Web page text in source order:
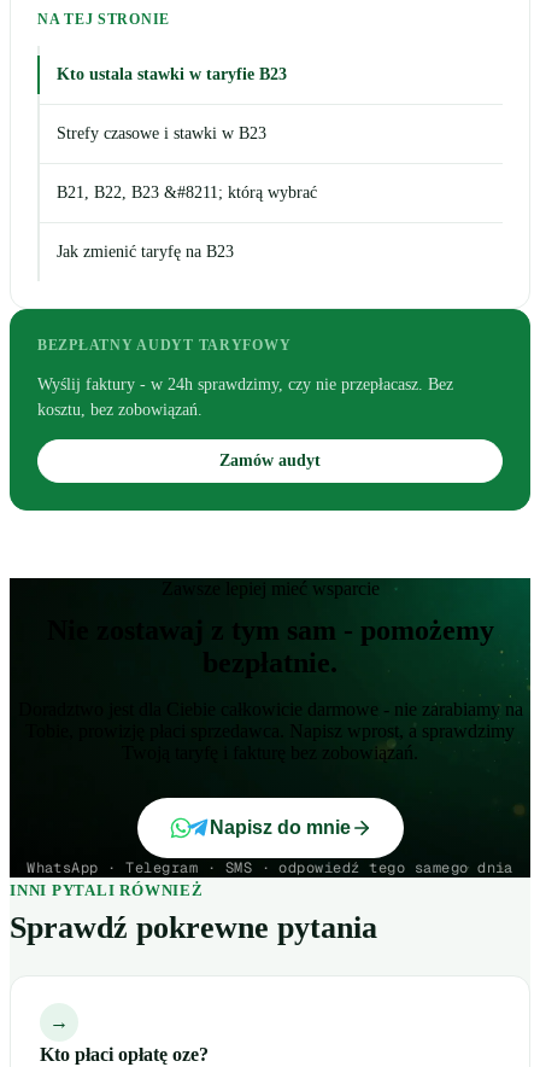
NA TEJ STRONIE
Kto ustala stawki w taryfie B23
Strefy czasowe i stawki w B23
B21, B22, B23 &#8211; którą wybrać
Jak zmienić taryfę na B23
BEZPŁATNY AUDYT TARYFOWY
Wyślij faktury - w 24h sprawdzimy, czy nie przepłacasz. Bez
kosztu, bez zobowiązań.
Zamów audyt
Zawsze lepiej mieć wsparcie
Nie zostawaj z tym sam - pomożemy
bezpłatnie.
Doradztwo jest dla Ciebie całkowicie darmowe - nie zarabiamy na
Tobie, prowizję płaci sprzedawca. Napisz wprost, a sprawdzimy
Twoją taryfę i fakturę bez zobowiązań.
Napisz do mnie
WhatsApp · Telegram · SMS · odpowiedź tego samego dnia
INNI PYTALI RÓWNIEŻ
Sprawdź pokrewne pytania
→
Kto płaci opłatę oze?